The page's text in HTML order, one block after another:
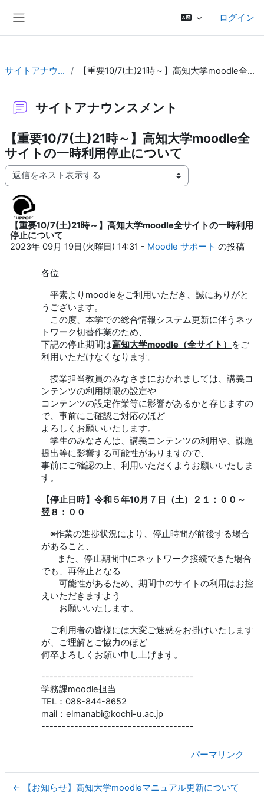
ログイン
サイトアナウンスメント 【重要10/7(土)21時～】高知大学moodle全サイトの一時利用停止について
サイトアナウンスメント
【重要10/7(土)21時～】高知大学moodle全
サイトの一時利用停止について
表示モード
【重要10/7(土)21時～】高知大学moodle全サイトの一時利用
停止について
2023年 09月 19日(火曜日) 14:31 - Moodle サポート の投稿
返信数: 0
各位
平素よりmoodleをご利用いただき、誠にありがと
うございます。
この度、本学での総合情報システム更新に伴うネッ
トワーク切替作業のため、
下記の停止期間は高知大学moodle（全サイト）
をご
利用いただけなくなります。
授業担当教員のみなさまにおかれましては、講義コ
ンテンツの利用期限の設定や
コンテンツの設定作業等に影響があるかと存じますの
で、事前にご確認ご対応のほど
よろしくお願いいたします。
学生のみなさんは、講義コンテンツの利用や、課題
提出等に影響する可能性がありますので、
事前にご確認の上、利用いただくようお願いいたしま
す。
【停止日時】令和５年10月７日（土）２１：００～
翌８：００
※作業の進捗状況により、停止時間が前後する場合
があること、
また、停止期間中にネットワーク接続できた場合
でも、再停止となる
可能性があるため、期間中のサイトの利用はお控
えいただきますよう
お願いいたします。
ご利用者の皆様には大変ご迷惑をお掛けいたします
が、ご理解とご協力のほど
何卒よろしくお願い申し上げます。
-------------------------------------
学務課moodle担当
TEL：088-844-8652
mail：elmanabi@kochi-u.ac.jp
-------------------------------------
パーマリンク
← 【お知らせ】高知大学moodleマニュアル更新について